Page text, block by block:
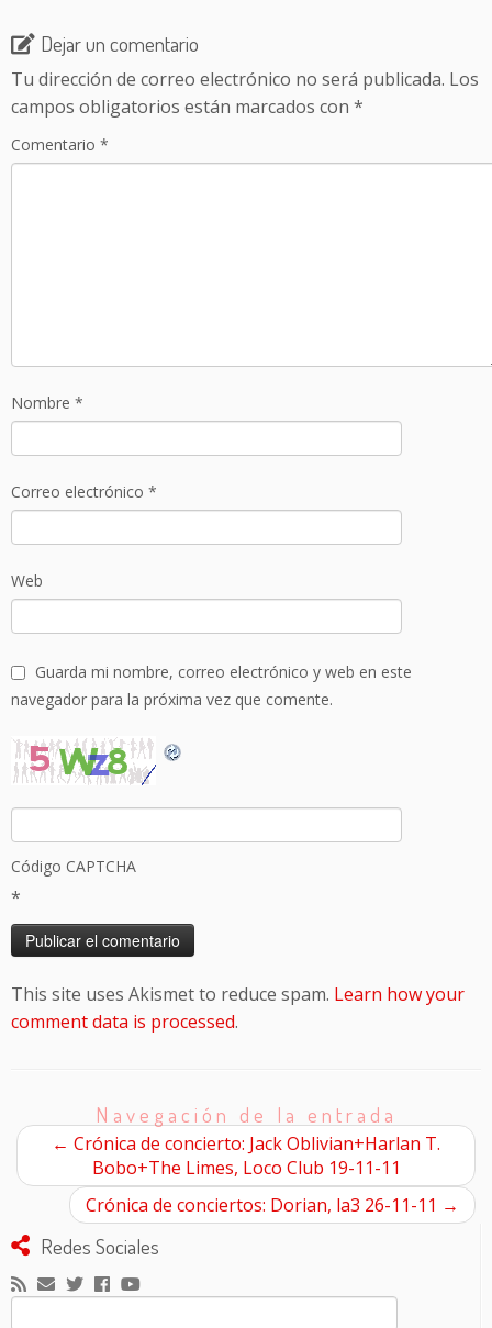
Dejar un comentario
Tu dirección de correo electrónico no será publicada. Los
campos obligatorios están marcados con *
Comentario *
Nombre *
Correo electrónico *
Web
Guarda mi nombre, correo electrónico y web en este
navegador para la próxima vez que comente.
Código CAPTCHA
*
This site uses Akismet to reduce spam. Learn how your
comment data is processed.
Navegación de la entrada
← Crónica de concierto: Jack Oblivian+Harlan T.
Bobo+The Limes, Loco Club 19-11-11
Crónica de conciertos: Dorian, la3 26-11-11 →
Redes Sociales